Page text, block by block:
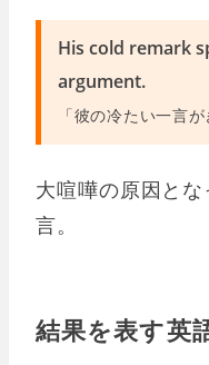
His cold remark
argument.
「彼の冷たい一言
大喧嘩の原因と
言。
結果を表す英